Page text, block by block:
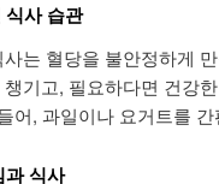
식사 습관
는 혈당을 불안정하게
기고, 필요하다면 건강
어, 과일이나 요거트를
과 식사